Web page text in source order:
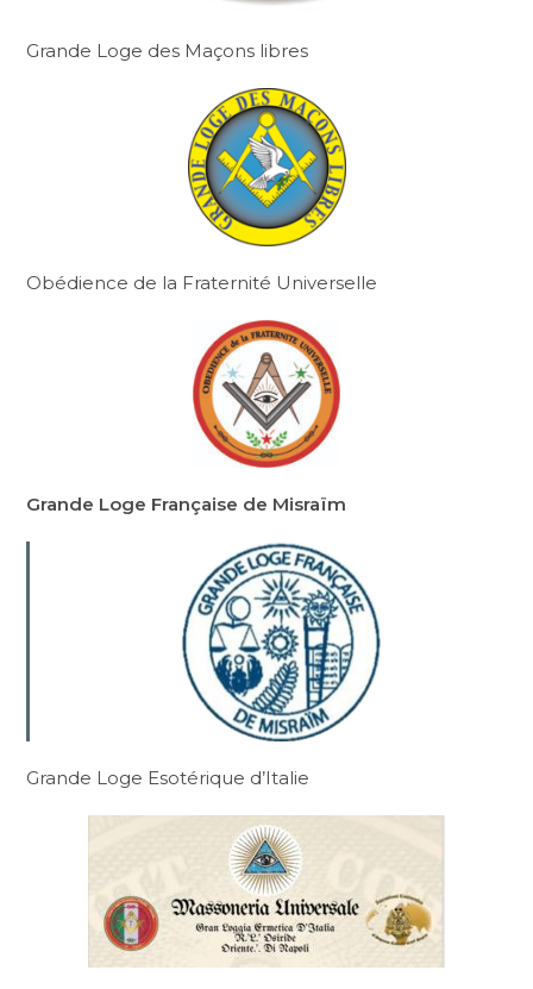
Grande Loge des Maçons libres
Obédience de la Fraternité Universelle
Grande Loge Française de Misraïm
Grande Loge Esotérique d’Italie